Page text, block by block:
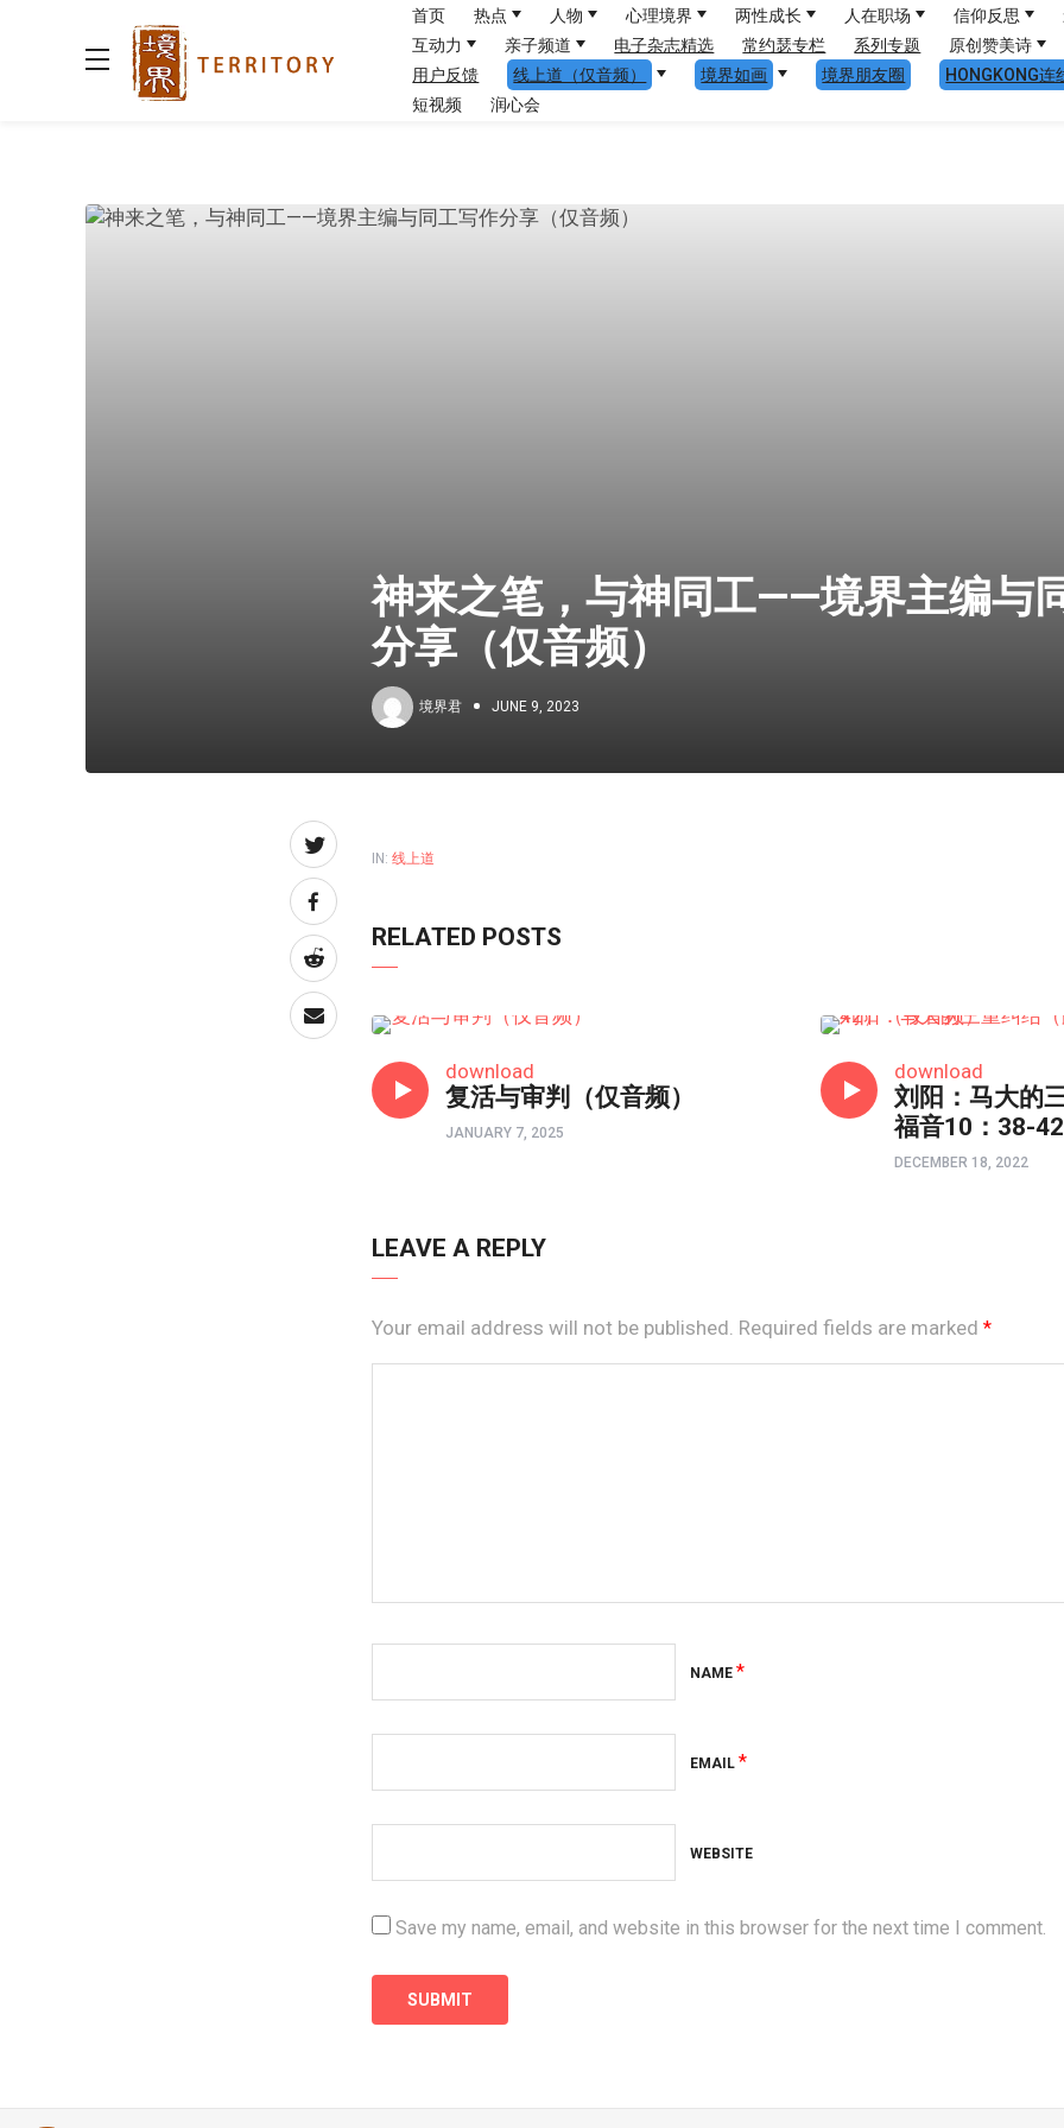
首页 热点 人物 心理境界 两性成长 人在职场 信仰反思
互动力
亲子频道 电子杂志精选 常约瑟专栏 系列专题
原创赞美诗
用户反馈
线上道（仅音频） 境界如画 境界朋友圈
HONGKONG连
短视频
润心会
神来之笔，与神同工——境界主编与
分享（仅音频）
境界君 JUNE 9, 2023
IN: 线上道
RELATED POSTS
download
复活与审判（仅音频）
JANUARY 7, 2025
download
刘阳：马大的
福音10：38-
DECEMBER 18, 2022
LEAVE A REPLY
Your email address will not be published. Required fields are marked *
NAME*
EMAIL*
WEBSITE
Save my name, email, and website in this browser for the next time I comment.